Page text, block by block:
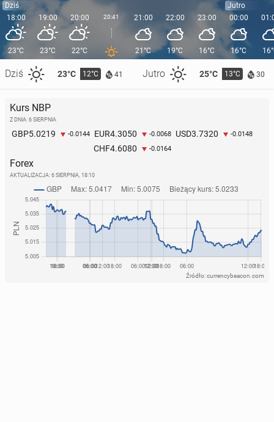
Dziś
18:00
23°C
Dziś 23°C 12°C 41 Jutro 25°C 13°C 30
19:00
23°C
20:00
22°C
20:41 21:00
21°C
22:00
19°C
23:00
16°C
Jutro
00:00
16°C
Kurs NBP
Z DNIA: 6 SIERPNIA
GBP5.0219 -0.0144 EUR4.3050 -0.0068 USD3.7320 -0.0148
CHF4.6080 -0.0164
Forex
AKTUALIZACJA: 6 SIERPNIA, 18:10
Źródło: currencybeacon.com